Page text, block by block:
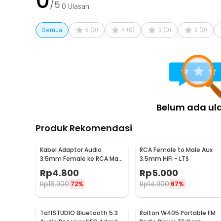
/5 0 Ulasan
Semua 5 (0) 4 (0) 3 (0) 2 (0)
Belum ada
Produk Rekomendasi
Kabel Adaptor Audio
3.5mm Female ke RCA Male
HiFi 40cm
Rp4.800
Rp16.900 72%
RCA Female to Male Aux
3.5mm HiFi - LTS
Rp5.000
Rp14.900 67%
TaffSTUDIO Bluetooth 5.3
Rolton W405 Portable FM